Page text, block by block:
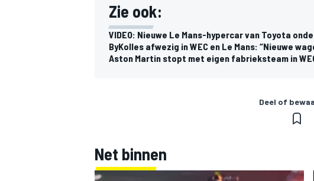
Zie ook:
VIDEO: Nieuwe Le Mans-hypercar van Toyota
ByKolles afwezig in WEC en Le Mans: “Nieuwe
Aston Martin stopt met eigen fabrieksteam in
Deel of
Net binnen